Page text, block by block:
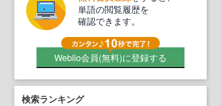
単語の閲覧履歴を
確認できます。
Weblio会員(無料)に登録する
検索ランキング